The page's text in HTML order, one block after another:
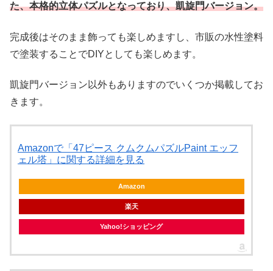
た、本格的立体パズルとなっており、凱旋門バージョン。
完成後はそのまま飾っても楽しめますし、市販の水性塗料
で塗装することでDIYとしても楽しめます。
凱旋門バージョン以外もありますのでいくつか掲載してお
きます。
Amazonで「47ピース クムクムパズルPaint エッフ
ェル塔」に関する詳細を見る
Amazon
楽天
Yahoo!ショッピング